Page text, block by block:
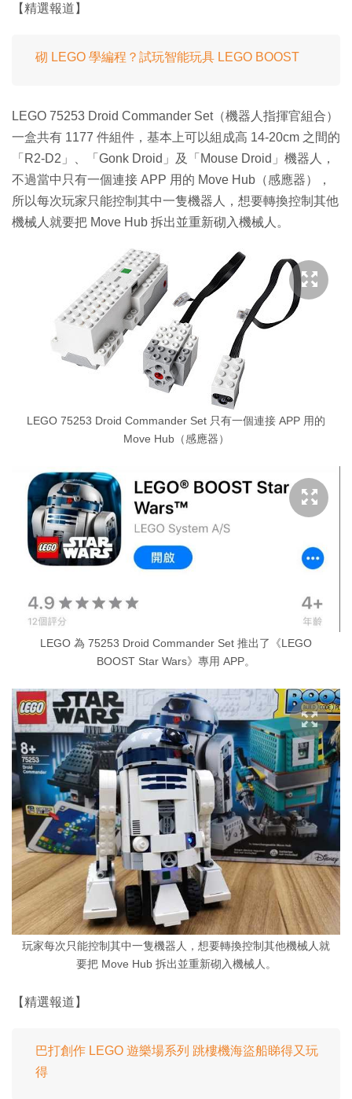
【精選報道】
砌 LEGO 學編程？試玩智能玩具 LEGO BOOST
LEGO 75253 Droid Commander Set（機器人指揮官組合）
一盒共有 1177 件組件，基本上可以組成高 14-20cm 之間的
「R2-D2」、「Gonk Droid」及「Mouse Droid」機器人，
不過當中只有一個連接 APP 用的 Move Hub（感應器），
所以每次玩家只能控制其中一隻機器人，想要轉換控制其他
機械人就要把 Move Hub 拆出並重新砌入機械人。
LEGO 75253 Droid Commander Set 只有一個連接 APP 用的
Move Hub（感應器）
LEGO 為 75253 Droid Commander Set 推出了《LEGO
BOOST Star Wars》專用 APP。
玩家每次只能控制其中一隻機器人，想要轉換控制其他機械人就
要把 Move Hub 拆出並重新砌入機械人。
【精選報道】
巴打創作 LEGO 遊樂場系列 跳樓機海盜船睇得又玩
得